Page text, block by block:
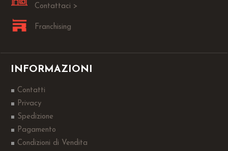
Contattaci >
Franchising
INFORMAZIONI
Contatti
Privacy
Spedizione
Pagamento
Condizioni di Vendita